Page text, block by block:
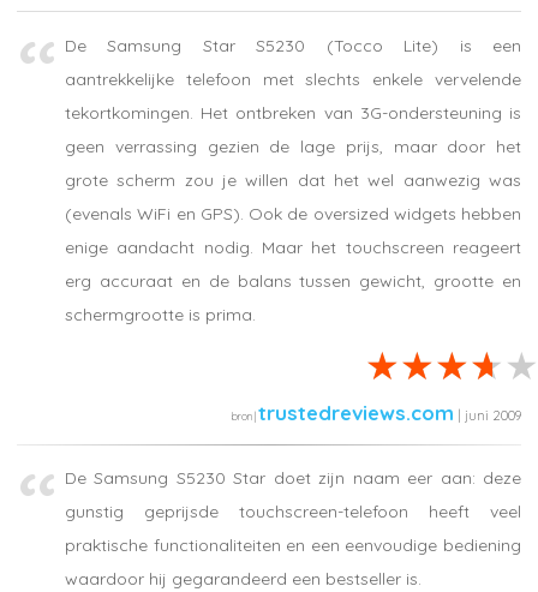
De Samsung Star S5230 (Tocco Lite) is een
aantrekkelijke telefoon met slechts enkele vervelende
tekortkomingen. Het ontbreken van 3G-ondersteuning is
geen verrassing gezien de lage prijs, maar door het
grote scherm zou je willen dat het wel aanwezig was
(evenals WiFi en GPS). Ook de oversized widgets hebben
enige aandacht nodig. Maar het touchscreen reageert
erg accuraat en de balans tussen gewicht, grootte en
schermgrootte is prima.
trustedreviews.com | juni 2009
De Samsung S5230 Star doet zijn naam eer aan: deze
gunstig geprijsde touchscreen-telefoon heeft veel
praktische functionaliteiten en een eenvoudige bediening
waardoor hij gegarandeerd een bestseller is.